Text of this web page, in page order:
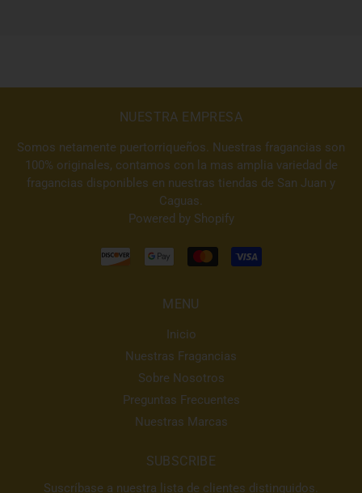
NUESTRA EMPRESA
Somos netamente puertorriqueños. Nuestras fragancias son
100% originales, contamos con la mas amplia variedad de
fragancias disponibles en nuestras tiendas de San Juan y
Caguas.
Powered by Shopify
MENU
Inicio
Nuestras Fragancias
Sobre Nosotros
Preguntas Frecuentes
Nuestras Marcas
SUBSCRIBE
Suscríbase a nuestra lista de clientes distinguidos.